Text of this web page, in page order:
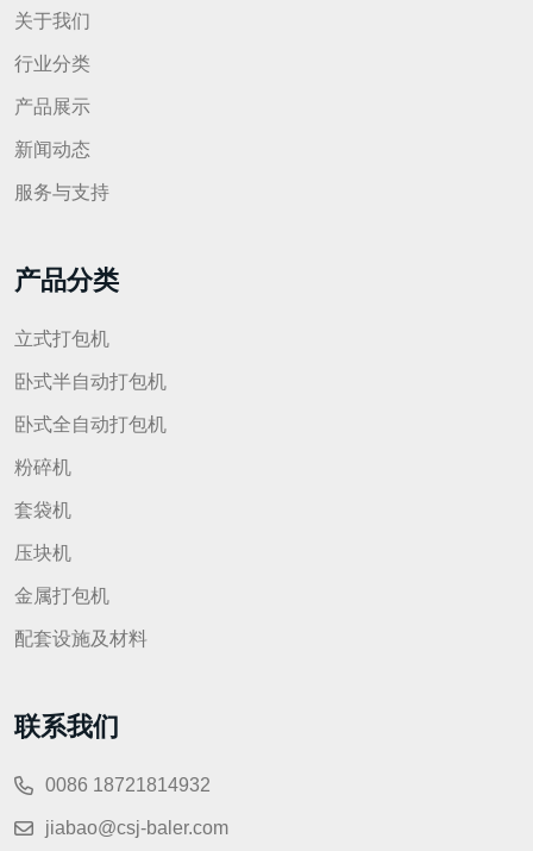
关于我们
行业分类
产品展示
新闻动态
服务与支持
产品分类
立式打包机
卧式半自动打包机
卧式全自动打包机
粉碎机
套袋机
压块机
金属打包机
配套设施及材料
联系我们
0086 18721814932
jiabao@csj-baler.com